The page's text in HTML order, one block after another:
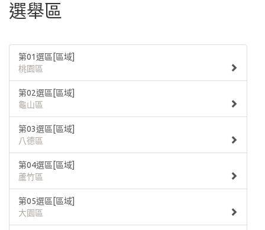
選舉區
第01選區[區域]
桃園區
第02選區[區域]
龜山區
第03選區[區域]
八德區
第04選區[區域]
蘆竹區
第05選區[區域]
大園區